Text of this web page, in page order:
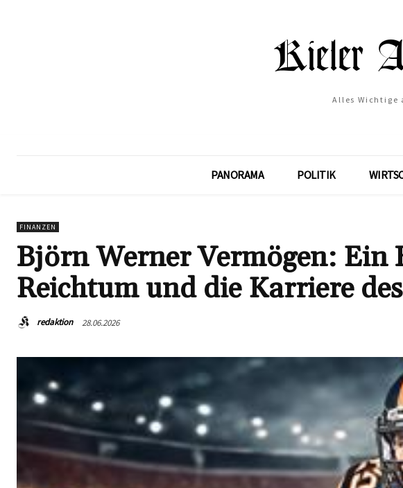
Alles
PANORAMA POLITIK
FINANZEN
Björn Werner Vermögen: Ein
Reichtum und die Karriere
redaktion 28.06.2026